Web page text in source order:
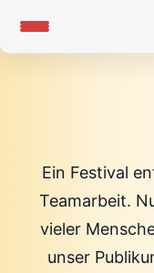
Ein Festival
Teamarbeit.
vieler
unser